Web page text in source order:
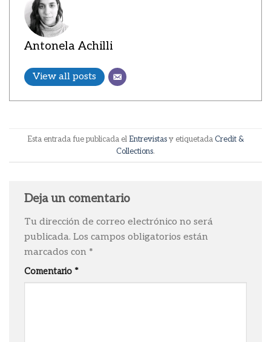
Antonela Achilli
View all posts
Esta entrada fue publicada el Entrevistasy etiquetadaCredit &
Collections.
Deja un comentario
Tu dirección de correo electrónico no será
publicada. Los campos obligatorios están
marcados con *
Comentario *